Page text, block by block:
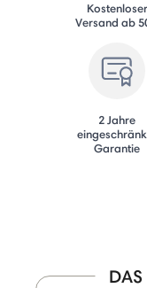
Kostenloser
Versand ab
2 Jahre
Garantie
DAS